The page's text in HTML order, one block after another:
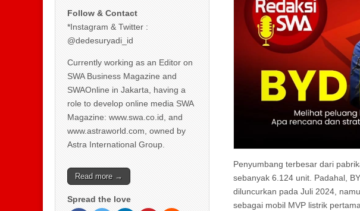
Penyumbang terbesar dari
sebanyak 6.124 unit. Padahal,
diluncurkan pada Juli 2024,
sebagai mobil MVP listrik
Follow & Contact
*Instagram & Twitter :
@dedesuryadi_id
Currently working as an Editor on
SWA Business Magazine and
SWAOnline in Jakarta, having a
role to develop online media SWA
Magazine: www.swa.co.id, and
www.astraworld.com, owned by
Astra International Group.
Read more →
Spread the love